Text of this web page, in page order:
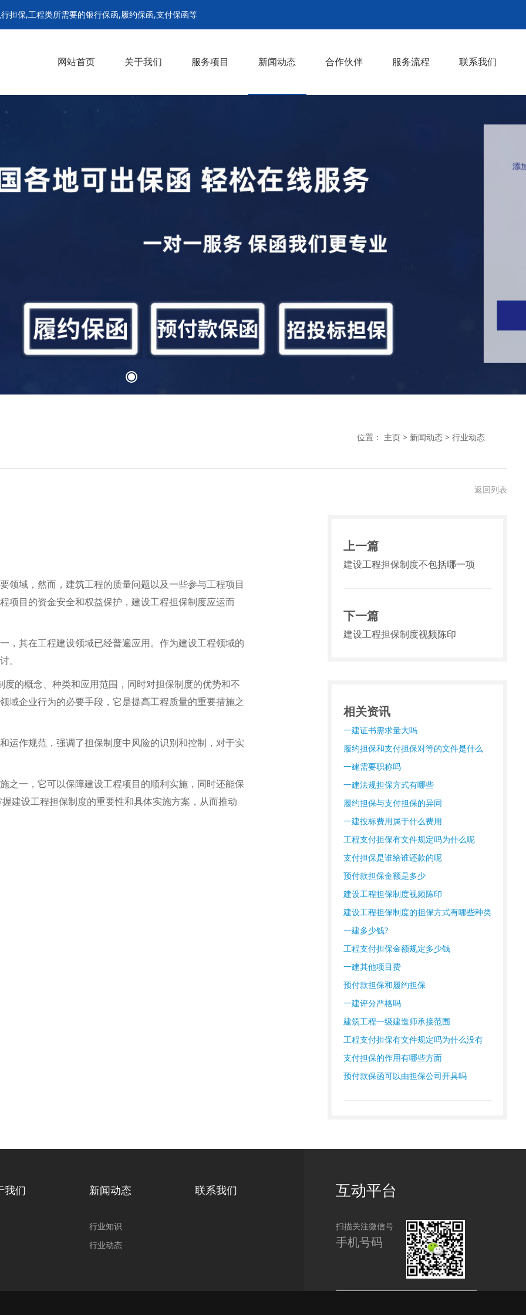
担保,工程类所需要的银行保函,履约保函,支付保函等
网站首页 关于我们 服务项目 新闻动态 合作伙伴 服务流程 联系我们
位置： 主页 > 新闻动态 > 行业动态
领域，然而，建筑工程的质量问题以及一些参与工程项目
项目的资金安全和权益保护，建设工程担保制度应运而
，其在工程建设领域已经普遍应用。作为建设工程领域的
。
的概念、种类和应用范围，同时对担保制度的优势和不
域企业行为的必要手段，它是提高工程质量的重要措施之
运作规范，强调了担保制度中风险的识别和控制，对于实
之一，它可以保障建设工程项目的顺利实施，同时还能保
建设工程担保制度的重要性和具体实施方案，从而推动
返回列表
上一篇
建设工程担保制度不包括哪一项
下一篇
建设工程担保制度视频陈印
相关资讯
一建证书需求量大吗
履约担保和支付担保对等的文件是什么
一建需要职称吗
一建法规担保方式有哪些
履约担保与支付担保的异同
一建投标费用属于什么费用
工程支付担保有文件规定吗为什么呢
支付担保是谁给谁还款的呢
预付款担保金额是多少
建设工程担保制度视频陈印
建设工程担保制度的担保方式有哪些种类
一建多少钱?
工程支付担保金额规定多少钱
一建其他项目费
预付款担保和履约担保
一建评分严格吗
建筑工程一级建造师承接范围
工程支付担保有文件规定吗为什么没有
支付担保的作用有哪些方面
预付款保函可以由担保公司开具吗
我们 新闻动态
行业知识
行业动态
联系我们 互动平台
扫描关注微信号
手机号码